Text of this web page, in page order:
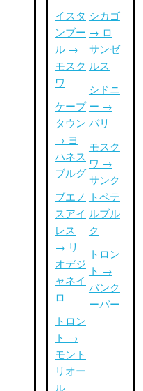
イスタ
ンブー
ル →
モスク
ワ
ケープ
タウン
→ ヨ
ハネス
ブルグ
ブエノ
スアイ
レス
→ リ
オデジ
ャネイ
ロ
トロン
ト →
モント
リオー
ル
シカゴ
→ ロ
サンゼ
ルス
シドニ
ー →
バリ
モスク
ワ →
サンク
トペテ
ルブル
ク
トロン
ト →
バンク
ーバー